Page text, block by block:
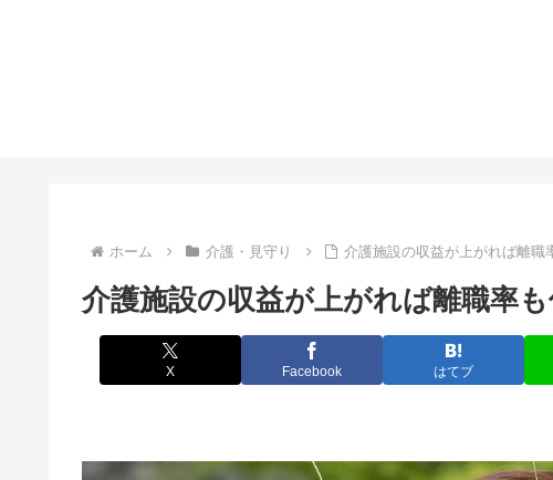
ホーム 介護・見守り 介護施設の収益が上がれば離職
介護施設の収益が上がれば離職率
X Facebook はてブ